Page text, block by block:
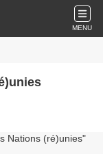
MENU